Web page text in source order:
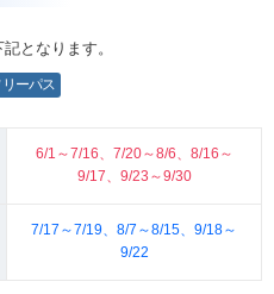
となります。
ーパス
6/1～7/16、7/20～8/6、8/16～
9/17、9/23～9/30
7/17～7/19、8/7～8/15、9/18～
9/22